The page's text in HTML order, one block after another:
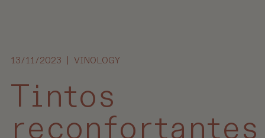
13/11/2023 | VINOLOGY
Tintos
reconfortantes